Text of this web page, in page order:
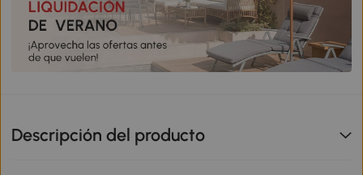
Descripción del producto